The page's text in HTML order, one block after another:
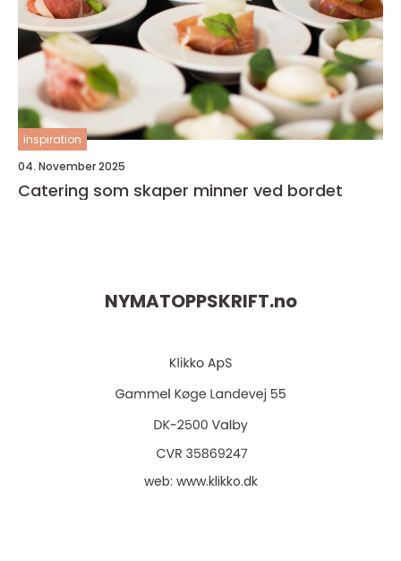
inspiration
04. November 2025
Catering som skaper minner ved bordet
NYMATOPPSKRIFT.no
web: www.klikko.dk